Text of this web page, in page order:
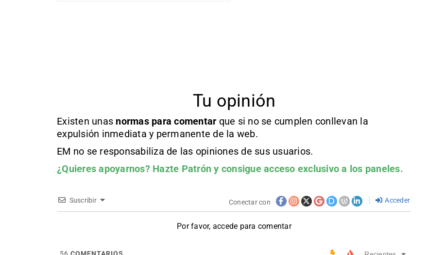
Tu opinión
Existen unas normas para comentar que si no se cumplen conllevan la
expulsión inmediata y permanente de la web.
EM no se responsabiliza de las opiniones de sus usuarios.
¿Quieres apoyarnos? Hazte Patrón y consigue acceso exclusivo a los paneles.
Suscribir Conectar con Acceder
Por favor, accede para comentar